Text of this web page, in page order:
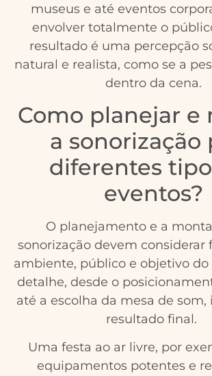
museus e até eventos
envolver totalmente o
resultado é uma percepção
natural e realista, como se a
dentro da cena.
Como planejar e
a sonorização
diferentes
eventos?
O planejamento e a
sonorização devem considerar
ambiente, público e objetivo do
detalhe, desde o
até a escolha da mesa de
resultado final.
Uma festa ao ar livre, por
equipamentos potentes e